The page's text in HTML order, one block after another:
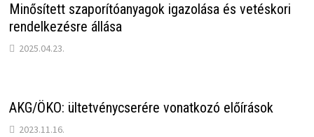
Minősített szaporítóanyagok igazolása és vetéskori
rendelkezésre állása
2025.04.23.
AKG/ÖKO: ültetvénycserére vonatkozó előírások
2023.11.16.